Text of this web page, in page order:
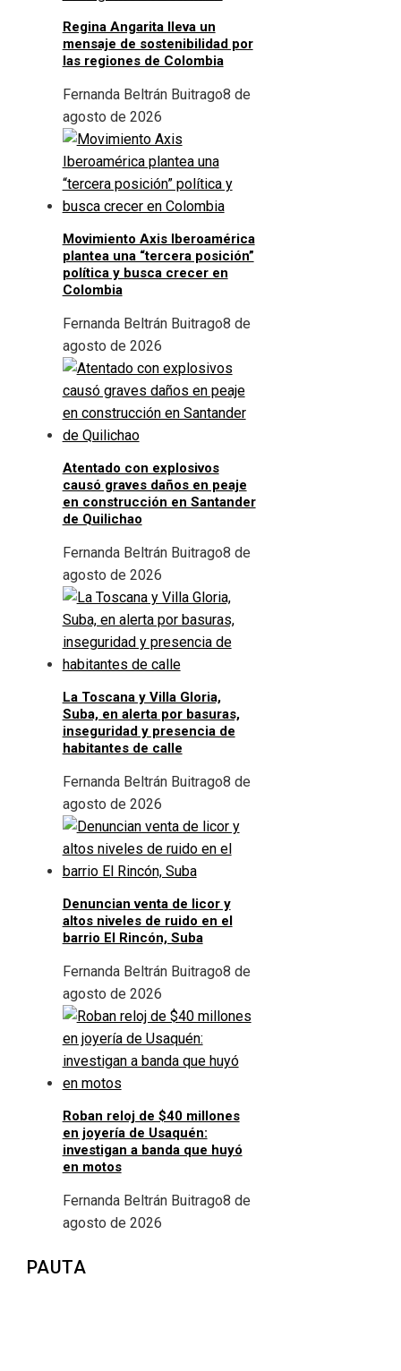
Regina Angarita lleva un
mensaje de sostenibilidad por
las regiones de Colombia
Fernanda Beltrán Buitrago8 de
agosto de 2026
Movimiento Axis Iberoamérica
plantea una “tercera posición”
política y busca crecer en
Colombia
Fernanda Beltrán Buitrago8 de
agosto de 2026
Atentado con explosivos
causó graves daños en peaje
en construcción en Santander
de Quilichao
Fernanda Beltrán Buitrago8 de
agosto de 2026
La Toscana y Villa Gloria,
Suba, en alerta por basuras,
inseguridad y presencia de
habitantes de calle
Fernanda Beltrán Buitrago8 de
agosto de 2026
Denuncian venta de licor y
altos niveles de ruido en el
barrio El Rincón, Suba
Fernanda Beltrán Buitrago8 de
agosto de 2026
Roban reloj de $40 millones
en joyería de Usaquén:
investigan a banda que huyó
en motos
Fernanda Beltrán Buitrago8 de
agosto de 2026
PAUTA